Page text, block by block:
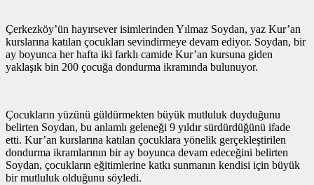
Çerkezköy’ün hayırsever isimlerinden Yılmaz Soydan, yaz Kur’an
kurslarına katılan çocukları sevindirmeye devam ediyor. Soydan, bir
ay boyunca her hafta iki farklı camide Kur’an kursuna giden
yaklaşık bin 200 çocuğa dondurma ikramında bulunuyor.
Çocukların yüzünü güldürmekten büyük mutluluk duyduğunu
belirten Soydan, bu anlamlı geleneği 9 yıldır sürdürdüğünü ifade
etti. Kur’an kurslarına katılan çocuklara yönelik gerçekleştirilen
dondurma ikramlarının bir ay boyunca devam edeceğini belirten
Soydan, çocukların eğitimlerine katkı sunmanın kendisi için büyük
bir mutluluk olduğunu söyledi.